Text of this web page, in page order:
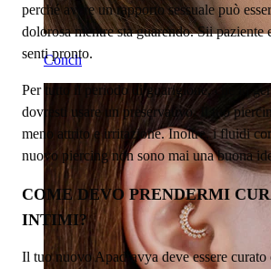
Conch
perché avere un rapporto sessuale può
dolorosa mentre sta guarendo. Sii paziente
senti pronto.
Per tutto il periodo di guarigione, che in
dovresti usare un preservativo. Il tuo
meno attrito e irritazione. Inoltre, i fluidi
nuovo piercing non sono mai una buona
COME DEVO PRENDERMI
INTIMI?
Il tuo nuovo Apadravya deve essere curato